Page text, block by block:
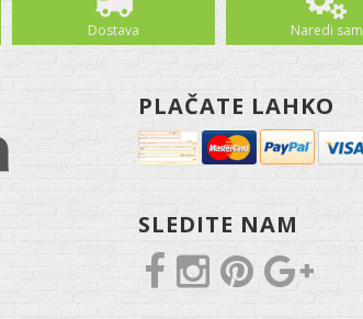
Dostava Naredi sam
PLAČATE LAHKO
SLEDITE NAM